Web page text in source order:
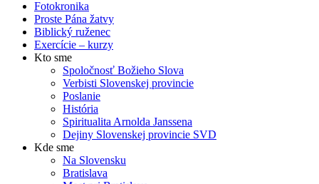
Fotokronika
Proste Pána žatvy
Biblický ruženec
Exercície – kurzy
Kto sme
Spoločnosť Božieho Slova
Verbisti Slovenskej provincie
Poslanie
História
Spiritualita Arnolda Janssena
Dejiny Slovenskej provincie SVD
Kde sme
Na Slovensku
Bratislava